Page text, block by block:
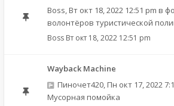
Boss, Вт окт 18, 2022 12:51 pm в
волонтёров туристической
Boss Вт окт 18, 2022 12:51 pm
Wayback Machine
Пиночет420, Пн окт 17, 2022
Мусорная помойка